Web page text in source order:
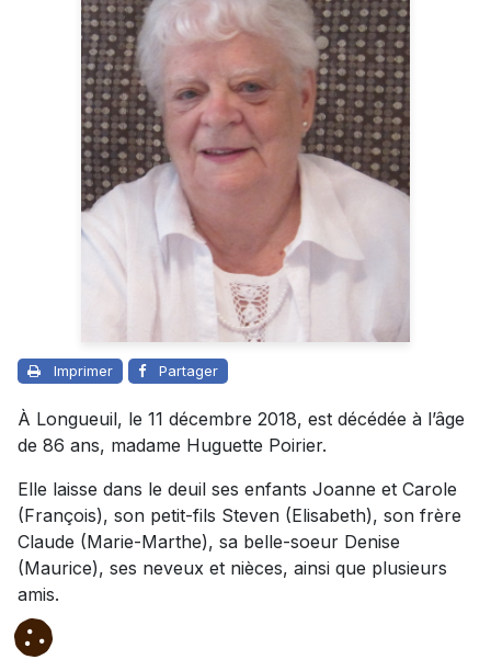
Imprimer Partager
À Longueuil, le 11 décembre 2018, est décédée à l’âge
de 86 ans, madame Huguette Poirier.
Elle laisse dans le deuil ses enfants Joanne et Carole
(François), son petit-fils Steven (Elisabeth), son frère
Claude (Marie-Marthe), sa belle-soeur Denise
(Maurice), ses neveux et nièces, ainsi que plusieurs
amis.